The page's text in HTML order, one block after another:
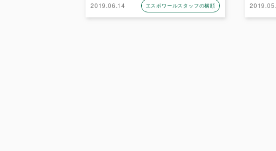
2019.06.14 エスポワールスタッフの横顔